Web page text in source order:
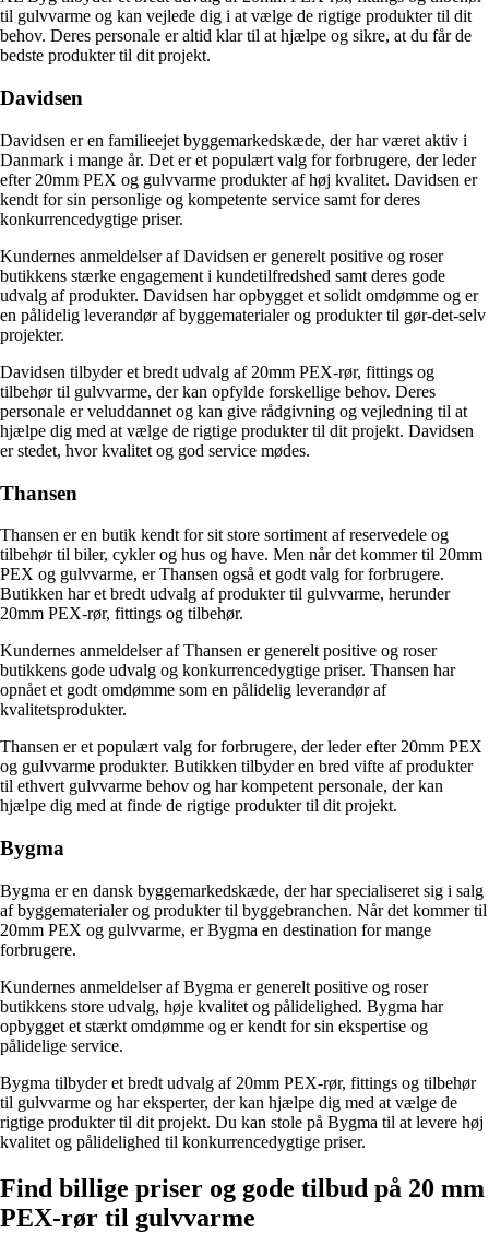
til gulvvarme og kan vejlede dig i at vælge de rigtige produkter til dit
behov. Deres personale er altid klar til at hjælpe og sikre, at du får de
bedste produkter til dit projekt.
Davidsen
Davidsen er en familieejet byggemarkedskæde, der har været aktiv i
Danmark i mange år. Det er et populært valg for forbrugere, der leder
efter 20mm PEX og gulvvarme produkter af høj kvalitet. Davidsen er
kendt for sin personlige og kompetente service samt for deres
konkurrencedygtige priser.
Kundernes anmeldelser af Davidsen er generelt positive og roser
butikkens stærke engagement i kundetilfredshed samt deres gode
udvalg af produkter. Davidsen har opbygget et solidt omdømme og er
en pålidelig leverandør af byggematerialer og produkter til gør-det-selv
projekter.
Davidsen tilbyder et bredt udvalg af 20mm PEX-rør, fittings og
tilbehør til gulvvarme, der kan opfylde forskellige behov. Deres
personale er veluddannet og kan give rådgivning og vejledning til at
hjælpe dig med at vælge de rigtige produkter til dit projekt. Davidsen
er stedet, hvor kvalitet og god service mødes.
Thansen
Thansen er en butik kendt for sit store sortiment af reservedele og
tilbehør til biler, cykler og hus og have. Men når det kommer til 20mm
PEX og gulvvarme, er Thansen også et godt valg for forbrugere.
Butikken har et bredt udvalg af produkter til gulvvarme, herunder
20mm PEX-rør, fittings og tilbehør.
Kundernes anmeldelser af Thansen er generelt positive og roser
butikkens gode udvalg og konkurrencedygtige priser. Thansen har
opnået et godt omdømme som en pålidelig leverandør af
kvalitetsprodukter.
Thansen er et populært valg for forbrugere, der leder efter 20mm PEX
og gulvvarme produkter. Butikken tilbyder en bred vifte af produkter
til ethvert gulvvarme behov og har kompetent personale, der kan
hjælpe dig med at finde de rigtige produkter til dit projekt.
Bygma
Bygma er en dansk byggemarkedskæde, der har specialiseret sig i salg
af byggematerialer og produkter til byggebranchen. Når det kommer til
20mm PEX og gulvvarme, er Bygma en destination for mange
forbrugere.
Kundernes anmeldelser af Bygma er generelt positive og roser
butikkens store udvalg, høje kvalitet og pålidelighed. Bygma har
opbygget et stærkt omdømme og er kendt for sin ekspertise og
pålidelige service.
Bygma tilbyder et bredt udvalg af 20mm PEX-rør, fittings og tilbehør
til gulvvarme og har eksperter, der kan hjælpe dig med at vælge de
rigtige produkter til dit projekt. Du kan stole på Bygma til at levere høj
kvalitet og pålidelighed til konkurrencedygtige priser.
Find billige priser og gode tilbud på 20 mm
PEX-rør til gulvvarme